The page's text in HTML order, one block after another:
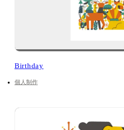
Birthday
個人制作